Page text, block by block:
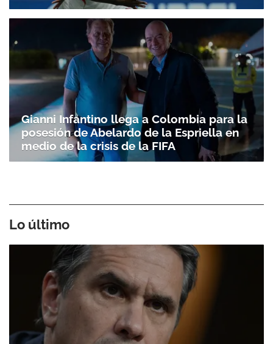
Gianni Infantino llega a Colombia para la
posesión de Abelardo de la Espriella en
medio de la crisis de la FIFA
Lo último